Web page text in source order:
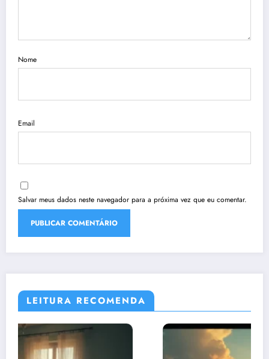
Nome
Email
Salvar meus dados neste navegador para a próxima vez que eu comentar.
LEITURA RECOMENDA